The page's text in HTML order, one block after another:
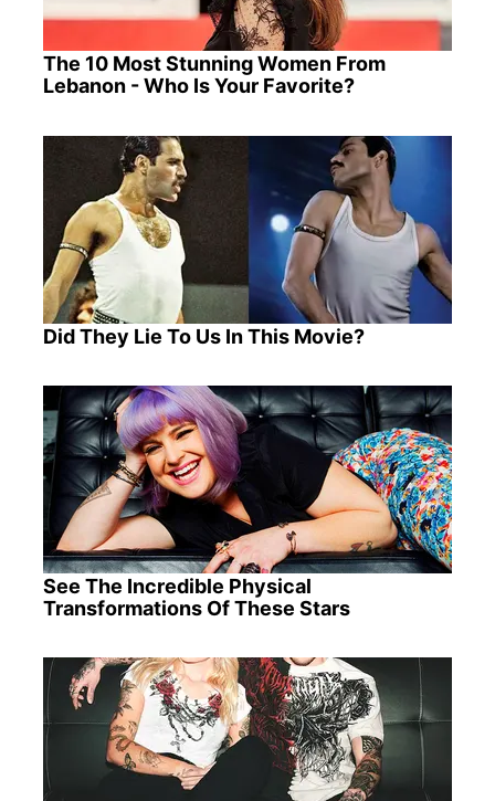
The 10 Most Stunning Women From
Lebanon - Who Is Your Favorite?
Did They Lie To Us In This Movie?
See The Incredible Physical
Transformations Of These Stars